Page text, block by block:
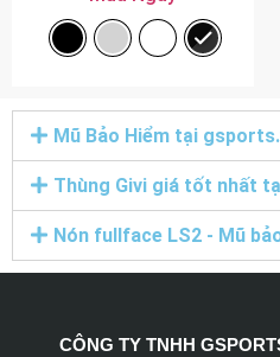
Mũ Bảo Hiểm tại
Thùng Givi giá tốt nhất
Nón fullface LS2 - Mũ
CÔNG TY TNHH